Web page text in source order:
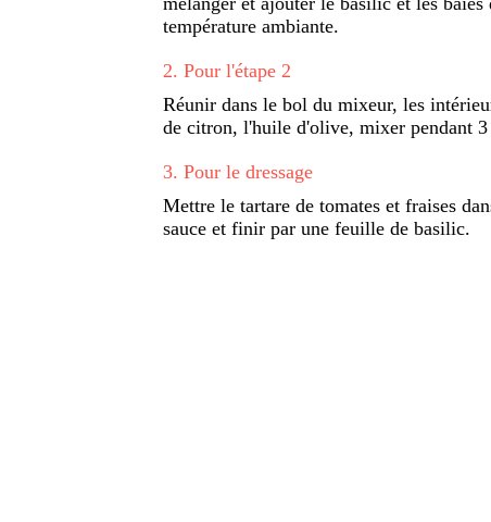
température ambiante.
2. Pour l'étape 2
Réunir dans le bol du mixeur, les
de citron, l'huile d'olive, mixer pendant
3. Pour le dressage
Mettre le tartare de tomates et fraises
sauce et finir par une feuille de basilic.